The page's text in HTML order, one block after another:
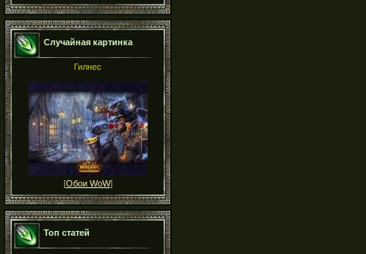
Случайная картинка
Гилнес
[Обои WoW]
Топ статей